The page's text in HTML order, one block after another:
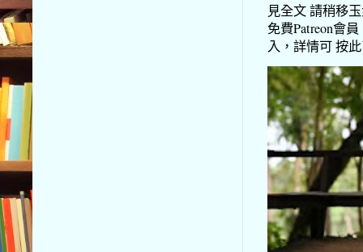
見全文 請稍移
免費Patreon會
入，詳情可 按